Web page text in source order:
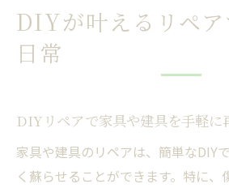
DIYが叶えるリペア
日常
DIYリペアで家具や建具を手軽に
家具や建具のリペアは、簡単なDIY
く蘇らせることができます。特に、